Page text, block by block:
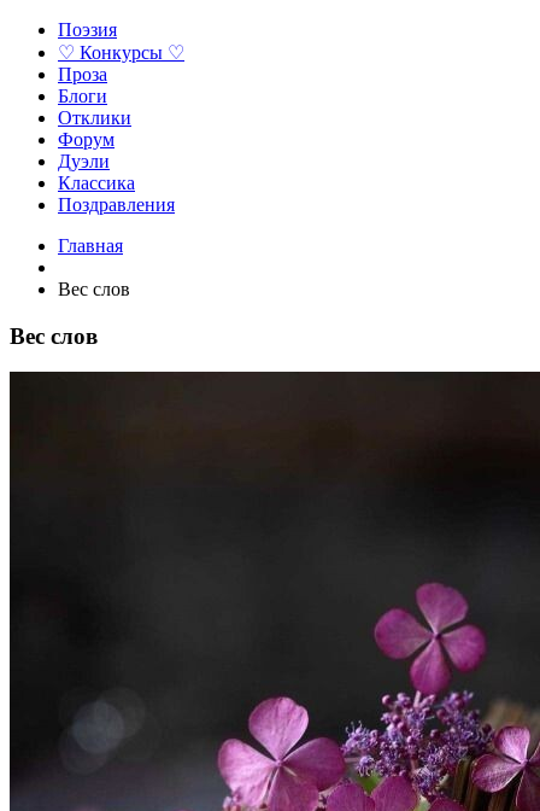
Поэзия
♡ Конкурсы ♡
Проза
Блоги
Отклики
Форум
Дуэли
Классика
Поздравления
Главная
Вес слов
Вес слов